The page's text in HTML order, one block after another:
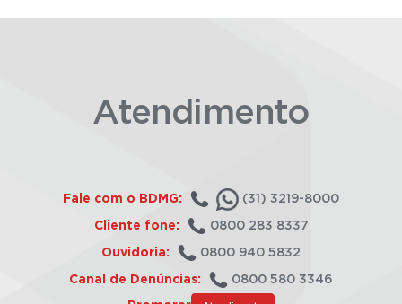
Atendimento
Fale com o BDMG: (31) 3219-8000
Cliente fone: 0800 283 8337
Ouvidoria: 0800 940 5832
Canal de Denúncias: 0800 580 3346